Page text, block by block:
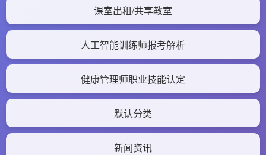
课室出租/共享教室
人工智能训练师报考解析
健康管理师职业技能认定
默认分类
新闻资讯